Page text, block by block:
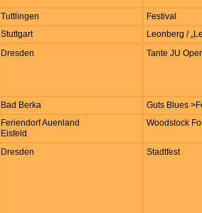
Tuttlingen
Festival
Stuttgart
Leonberg /
Dresden Tante JU
Bad Berka
Guts Blues
Feriendorf Auenland
Eisfeld
Woodstock
Dresden Stadtfest